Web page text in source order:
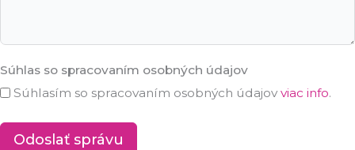
Súhlas so spracovaním osobných údajov
Súhlasím so spracovaním osobných údajov viac info.
Odoslať správu